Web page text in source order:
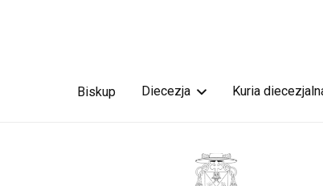
Biskup Diecezja Kuria